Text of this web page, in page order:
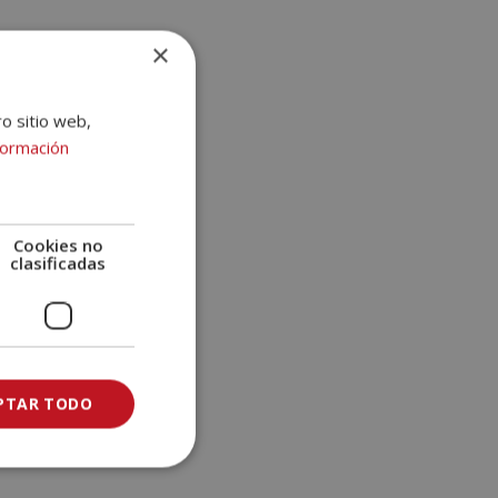
×
sitio web,
Cookies no
clasificadas
TODO